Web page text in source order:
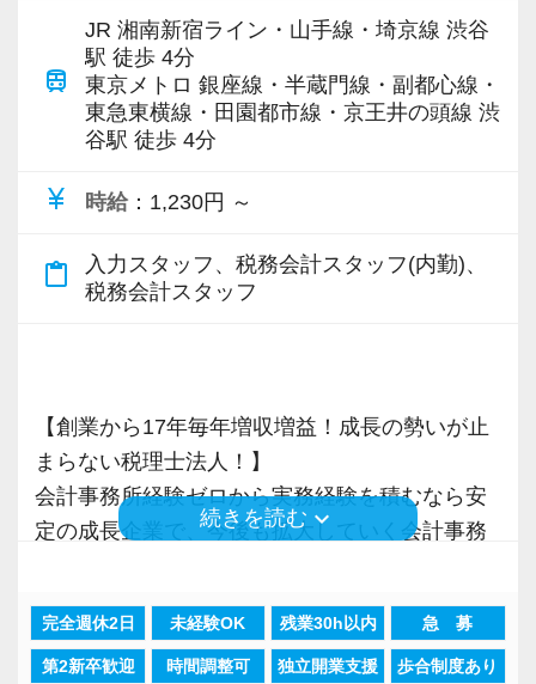
train
JR 湘南新宿ライン・山手線・埼京線 渋谷
駅 徒歩 4分
東京メトロ 銀座線・半蔵門線・副都心線・
東急東横線・田園都市線・京王井の頭線 渋
谷駅 徒歩 4分
currency_yen 時給 ：1,230円 ～
content_paste
入力スタッフ、税務会計スタッフ(内勤)、
税務会計スタッフ
【創業から17年毎年増収増益！成長の勢いが止
まらない税理士法人！】
会計事務所経験ゼロから実務経験を積むなら安
定の成長企業で、今後も拡大していく会計事務
現在当社では「渋谷」「新宿」「錦糸町」
「柏」「横浜」「大阪」の６拠点を展開してい
続きを読む keyboard_arrow_down
完全週休2日 未経験OK 残業30h以内 急 募
第2新卒歓迎 時間調整可 独立開業支援 歩合制度あり